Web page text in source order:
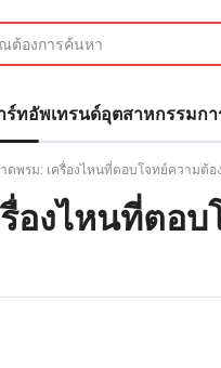
ร์ทอัพเทรนด์อุตสาหกรรมก
ดพรม: เครื่องไหนที่ตอบโจทย์ความต้
องไหนที่ตอ